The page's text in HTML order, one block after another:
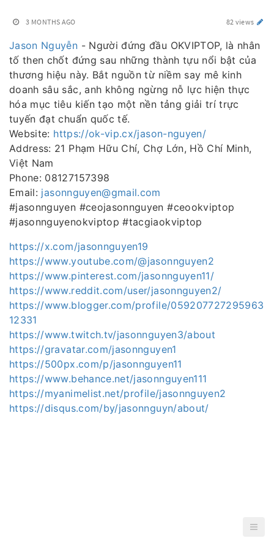
3 MONTHS AGO 82 views
Jason Nguyễn - Người đứng đầu OKVIPTOP, là nhân
tố then chốt đứng sau những thành tựu nổi bật của
thương hiệu này. Bắt nguồn từ niềm say mê kinh
doanh sâu sắc, anh không ngừng nỗ lực hiện thực
hóa mục tiêu kiến tạo một nền tảng giải trí trực
tuyến đạt chuẩn quốc tế.
Website: https://ok-vip.cx/jason-nguyen/
Address: 21 Phạm Hữu Chí, Chợ Lớn, Hồ Chí Minh,
Việt Nam
Phone: 08127157398
Email: jasonnguyen@gmail.com
#jasonnguyen #ceojasonnguyen #ceookviptop
#jasonnguyenokviptop #tacgiaokviptop
https://x.com/jasonnguyen19
https://www.youtube.com/@jasonnguyen2
https://www.pinterest.com/jasonnguyen11/
https://www.reddit.com/user/jasonnguyen2/
https://www.blogger.com/profile/059207727295963
12331
https://www.twitch.tv/jasonnguyen3/about
https://gravatar.com/jasonnguyen1
https://500px.com/p/jasonnguyen11
https://www.behance.net/jasonnguyen111
https://myanimelist.net/profile/jasonnguyen2
https://disqus.com/by/jasonnguyn/about/